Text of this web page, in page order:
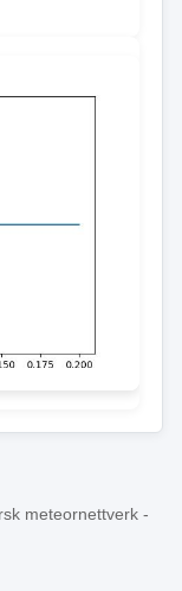
meteornettverk -